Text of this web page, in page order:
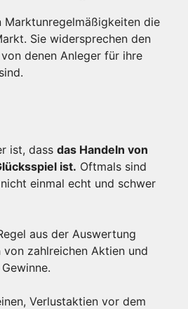
Marktunregelmäßigkeiten die
Sie widersprechen den
denen Anleger für ihre
ist, dass das Handeln von
ist. Oftmals sind
einmal echt und schwer
aus der Auswertung
zahlreichen Aktien und
Verlustaktien vor dem